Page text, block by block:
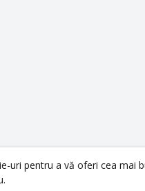
uri pentru a vă oferi cea mai